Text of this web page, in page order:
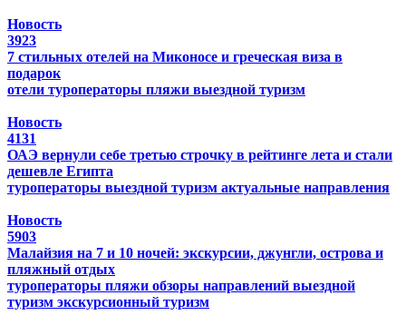
Новость
3923
7 стильных отелей на Миконосе и греческая виза в
подарок
отели туроператоры пляжи выездной туризм
Новость
4131
ОАЭ вернули себе третью строчку в рейтинге лета и стали
дешевле Египта
туроператоры выездной туризм актуальные направления
Новость
5903
Малайзия на 7 и 10 ночей: экскурсии, джунгли, острова и
пляжный отдых
туроператоры пляжи обзоры направлений выездной
туризм экскурсионный туризм